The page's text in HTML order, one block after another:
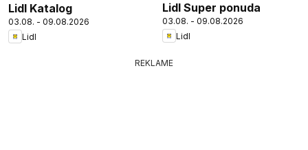
Lidl Katalog
03.08. - 09.08.2026
Lidl
Lidl Super ponuda
03.08. - 09.08.2026
Lidl
REKLAME